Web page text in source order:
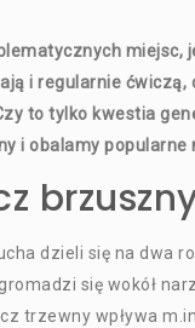
miejsc,
i regularnie ćwiczą,
to tylko kwestia
i obalamy popularne
dzieli się na dwa
się wokół
trzewny wpływa